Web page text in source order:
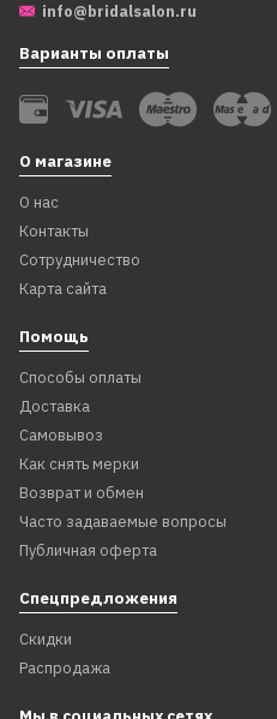
info@bridalsalon.ru
Варианты оплаты
О магазине
О нас
Контакты
Сотрудничество
Карта сайта
Помощь
Способы оплаты
Доставка
Самовывоз
Как снять мерки
Возврат и обмен
Часто задаваемые вопросы
Публичная оферта
Спецпредложения
Скидки
Распродажа